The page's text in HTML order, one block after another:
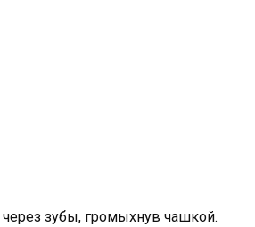
зубы, громыхнув чашкой.